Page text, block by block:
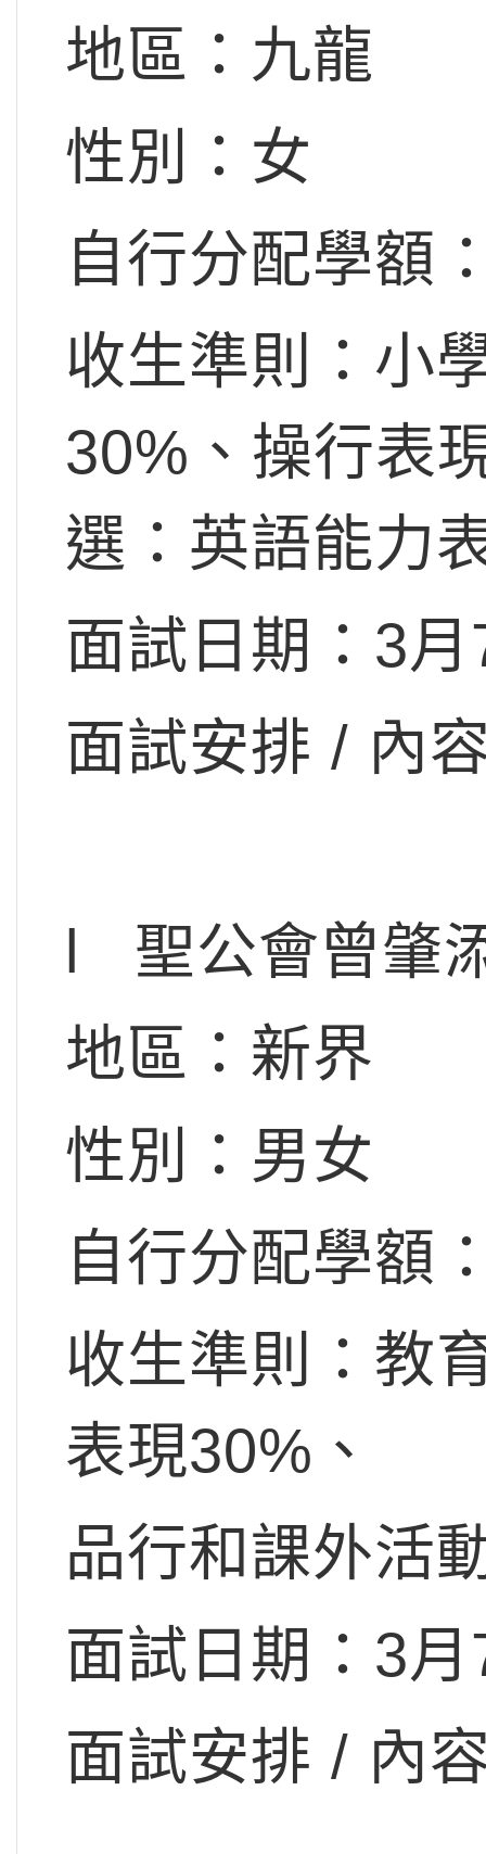
地區：九龍
性別：女
自行分配學額
收生準則：小
30%、操行表
選：英語能力
面試日期：3
面試安排 / 內
l 聖公會曾肇
地區：新界
性別：男女
自行分配學額
收生準則：教
表現30%、
品行和課外活
面試日期：3
面試安排 / 內